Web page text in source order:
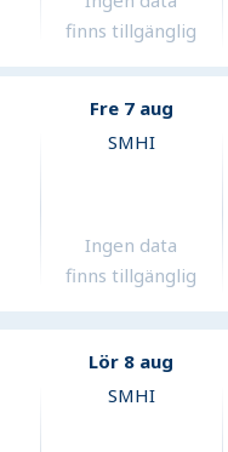
finns tillgänglig
Fre 7 aug
SMHI
Ingen data
finns tillgänglig
Lör 8 aug
SMHI